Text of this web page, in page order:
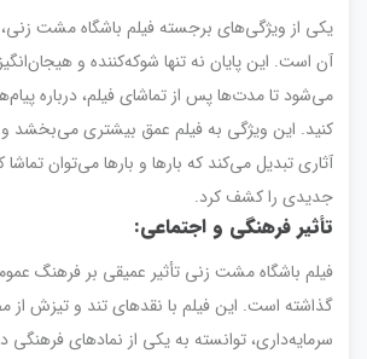
یکی از ویژگی‌های برجسته فیلم باشگاه مشت زنی،
آن است. این پایان نه تنها شوکه‌کننده و
می‌شود تا مدت‌ها پس از تماشای فیلم، درباره
کنید. این ویژگی به فیلم عمق بیشتری می‌بخشد و
آثاری تبدیل می‌کند که بارها و بارها می‌توان تماشا
جدیدی را کشف کرد.
تأثیر فرهنگی و اجتماعی:
فیلم باشگاه مشت زنی تأثیر عمیقی بر فرهنگ
گذاشته است. این فیلم با نقدهای تند و تیزش از